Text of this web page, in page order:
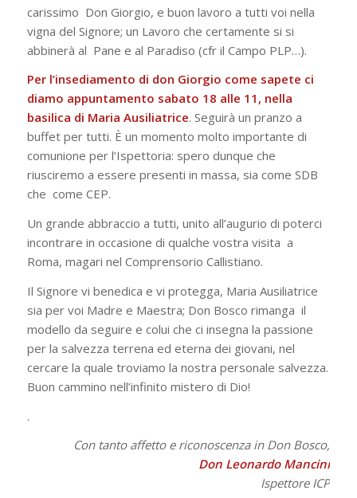
carissimo Don Giorgio, e buon lavoro a tutti voi nella
vigna del Signore; un Lavoro che certamente si si
abbinerà al Pane e al Paradiso (cfr il Campo PLP…).
Per l’insediamento di don Giorgio come sapete ci
diamo appuntamento sabato 18 alle 11, nella
basilica di Maria Ausiliatrice. Seguirà un pranzo a
buffet per tutti. È un momento molto importante di
comunione per l’Ispettoria: spero dunque che
riusciremo a essere presenti in massa, sia come SDB
che come CEP.
Un grande abbraccio a tutti, unito all’augurio di poterci
incontrare in occasione di qualche vostra visita a
Roma, magari nel Comprensorio Callistiano.
Il Signore vi benedica e vi protegga, Maria Ausiliatrice
sia per voi Madre e Maestra; Don Bosco rimanga il
modello da seguire e colui che ci insegna la passione
per la salvezza terrena ed eterna dei giovani, nel
cercare la quale troviamo la nostra personale salvezza.
Buon cammino nell’infinito mistero di Dio!
.
Con tanto affetto e riconoscenza in Don Bosco,
Don Leonardo Mancini
Ispettore ICP